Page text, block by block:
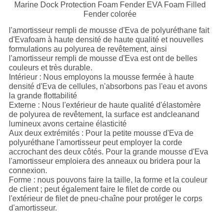
Marine Dock Protection Foam Fender EVA Foam Filled
Fender colorée
l'amortisseur rempli de mousse d'Eva de polyuréthane fait
d'Evafoam à haute densité de haute qualité et nouvelles
formulations au polyurea de revêtement, ainsi
l'amortisseur rempli de mousse d'Eva est ont de belles
couleurs et très durable.
Intérieur : Nous employons la mousse fermée à haute
densité d'Eva de cellules, n'absorbons pas l'eau et avons
la grande flottabilité
Externe : Nous l'extérieur de haute qualité d'élastomère
de polyurea de revêtement, la surface est andcleanand
lumineux avons certaine élasticité
Aux deux extrémités : Pour la petite mousse d'Eva de
polyuréthane l'amortisseur peut employer la corde
accrochant des deux côtés. Pour la grande mousse d'Eva
l'amortisseur emploiera des anneaux ou bridera pour la
connexion.
Forme : nous pouvons faire la taille, la forme et la couleur
de client ; peut également faire le filet de corde ou
l'extérieur de filet de pneu-chaîne pour protéger le corps
d'amortisseur.